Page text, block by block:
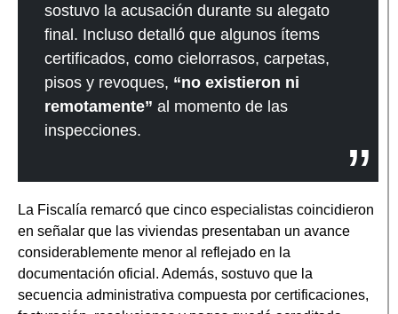
sostuvo la acusación durante su alegato
final. Incluso detalló que algunos ítems
certificados, como cielorrasos, carpetas,
pisos y revoques, “no existieron ni
remotamente” al momento de las
inspecciones.
La Fiscalía remarcó que cinco especialistas coincidieron
en señalar que las viviendas presentaban un avance
considerablemente menor al reflejado en la
documentación oficial. Además, sostuvo que la
secuencia administrativa compuesta por certificaciones,